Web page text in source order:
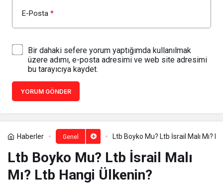
E-Posta *
Bir dahaki sefere yorum yaptığımda kullanılmak
üzere adımı, e-posta adresimi ve web site adresimi
bu tarayıcıya kaydet.
YORUM GÖNDER
Haberler Genel Ltb Boyko Mu? Ltb İsrail Malı Mı?
Ltb Boyko Mu? Ltb İsrail Malı
Mı? Ltb Hangi Ülkenin?